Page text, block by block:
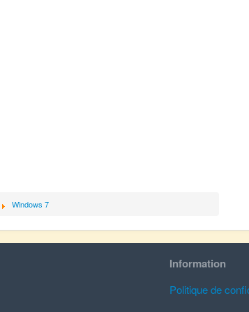
Windows 7
Information
Politique de